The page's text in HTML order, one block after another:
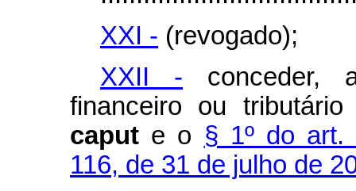
XXI - (revogado);
XXII - conceder,
financeiro ou
caput e o § 1º do art.
116, de 31 de julho de